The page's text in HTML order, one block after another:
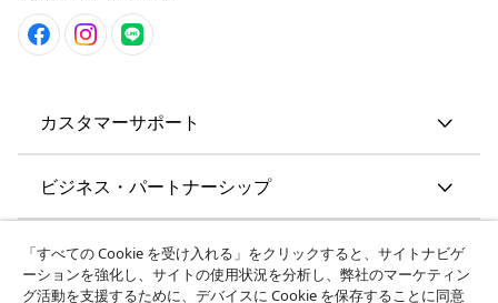
カスタマーサポート
ビジネス・パートナーシップ
vidaXL
「すべての Cookie を受け入れる」をクリックすると、サイトナビゲ
ーションを強化し、サイトの使用状況を分析し、弊社のマーケティン
グ活動を支援するために、デバイスに Cookie を保存することに同意